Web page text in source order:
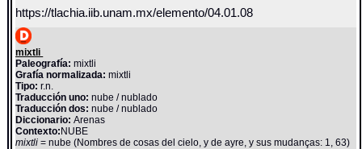
https://tlachia.iib.unam.mx/elemento/04.01.08
mixtli
Paleografía: mixtli
Grafía normalizada: mixtli
Tipo: r.n.
Traducción uno: nube / nublado
Traducción dos: nube / nublado
Diccionario:Arenas
Contexto:NUBE
mixtli= nube (Nombres de cosas del cielo, y de ayre, y sus mudanças: 1, 63)